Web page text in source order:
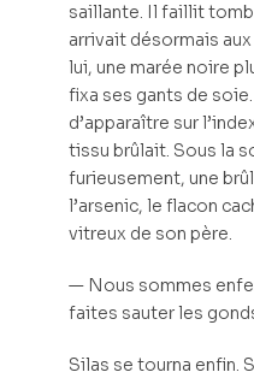
saillante. Il faillit
arrivait désormais
lui, une marée noire
fixa ses gants de
d’apparaître sur
tissu brûlait. Sous la
furieusement, une
l’arsenic, le flacon
vitreux de son père.
— Nous sommes
faites sauter les
Silas se tourna enfin.